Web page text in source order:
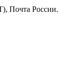
Почта России.